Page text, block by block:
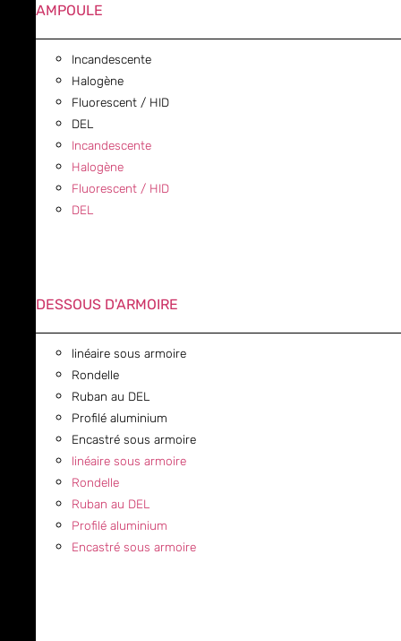
AMPOULE
Incandescente
Halogène
Fluorescent / HID
DEL
Incandescente
Halogène
Fluorescent / HID
DEL
DESSOUS D'ARMOIRE
linéaire sous armoire
Rondelle
Ruban au DEL
Profilé aluminium
Encastré sous armoire
linéaire sous armoire
Rondelle
Ruban au DEL
Profilé aluminium
Encastré sous armoire